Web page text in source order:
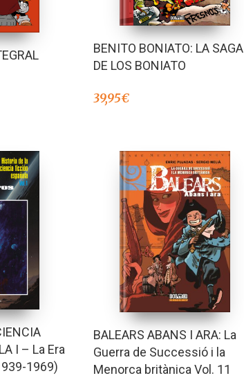
BENITO BONIATO: LA SAGA
DE LOS BONIATO
39,95€
I – La Era
1969)
BALEARS ABANS I ARA: La
Guerra de Successió i la
Menorca britànica Vol. 11